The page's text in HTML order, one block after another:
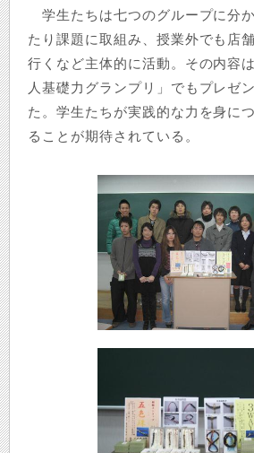
学生たちは七つのグループに分
たり課題に取組み、授業外でも店
行くなど主体的に活動。その内容
人基礎力グランプリ」でもプレゼ
た。学生たちが実践的な力を身に
ることが期待されている。